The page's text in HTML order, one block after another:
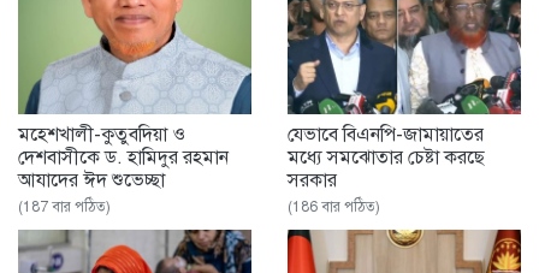
মহেশখালী-কুতুবদিয়া ও
দেশবাসীকে ড. হামিদুর রহমান
আযাদের ঈদ শুভেচ্ছা
(187 বার পঠিত)
যেভাবে বিএনপি-জামায়াতের
মধ্যে সমঝোতার চেষ্টা করছে
সরকার
(186 বার পঠিত)